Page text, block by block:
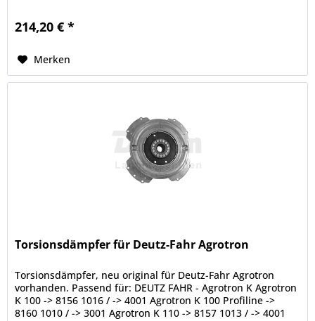
214,20 € *
Merken
Torsionsdämpfer für Deutz-Fahr Agrotron
Torsionsdämpfer, neu original für Deutz-Fahr Agrotron
vorhanden. Passend für: DEUTZ FAHR - Agrotron K Agrotron
K 100 -> 8156 1016 / -> 4001 Agrotron K 100 Profiline ->
8160 1010 / -> 3001 Agrotron K 110 -> 8157 1013 / -> 4001